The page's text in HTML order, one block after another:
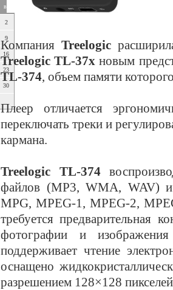
вс
2
9
16
23
30
Компания Treelogic
Treelogic TL-37xновым
TL-374, объем памяти
Плеер отличается
переключать треки и
кармана.
Treelogic TL-374
файлов (MP3, WMA, WAV)
MPG, MPEG-1, MPEG-2,
требуется предварительная
фотографии и
поддерживает чтение
оснащено
разрешением 128×128